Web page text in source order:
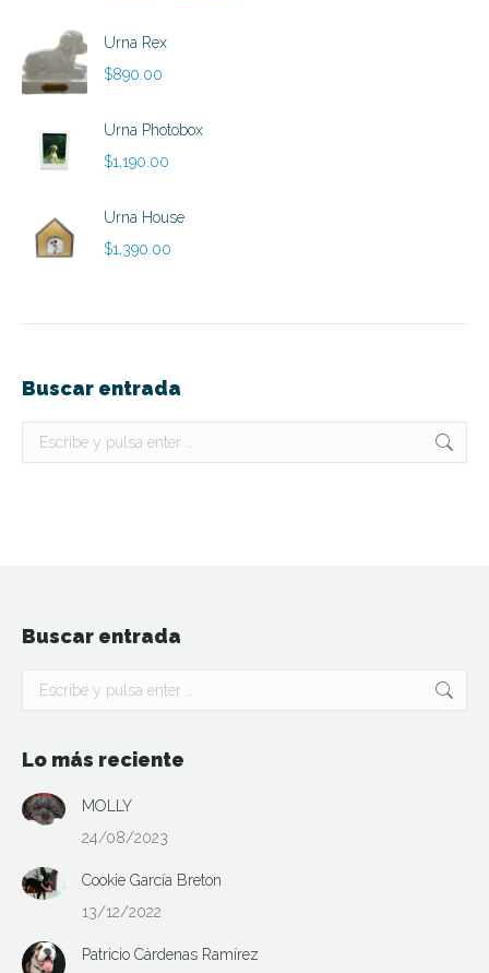
Urna Rex
$890.00
Urna Photobox
$1,190.00
Urna House
$1,390.00
Buscar entrada
Buscar:
Buscar entrada
Buscar:
Lo más reciente
MOLLY
24/08/2023
Cookie García Breton
13/12/2022
Patricio Cárdenas Ramírez